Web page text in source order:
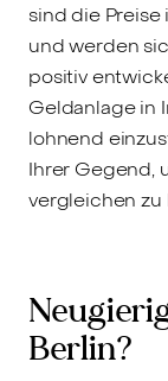
sind die
und werden
positiv
Geldanlage in
lohnend
Ihrer Gegend,
vergleichen zu
Berlin?